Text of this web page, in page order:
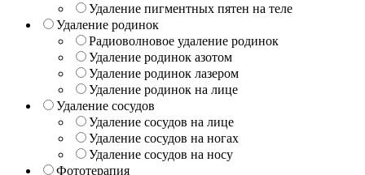
Удаление пигментных пятен на теле
Удаление родинок
Радиоволновое удаление родинок
Удаление родинок азотом
Удаление родинок лазером
Удаление родинок на лице
Удаление сосудов
Удаление сосудов на лице
Удаление сосудов на ногах
Удаление сосудов на носу
Фототерапия